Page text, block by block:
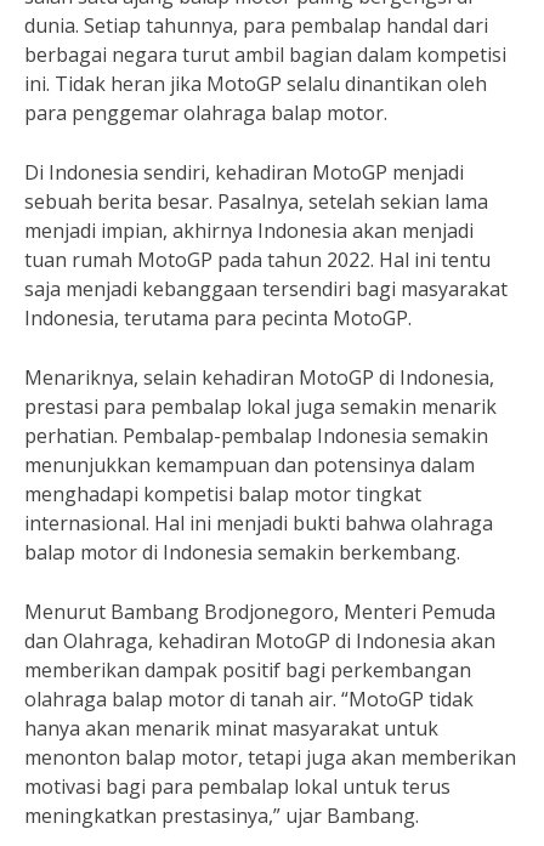
dunia. Setiap tahunnya, para pembalap handal dari
berbagai negara turut ambil bagian dalam kompetisi
ini. Tidak heran jika MotoGP selalu dinantikan oleh
para penggemar olahraga balap motor.
Di Indonesia sendiri, kehadiran MotoGP menjadi
sebuah berita besar. Pasalnya, setelah sekian lama
menjadi impian, akhirnya Indonesia akan menjadi
tuan rumah MotoGP pada tahun 2022. Hal ini tentu
saja menjadi kebanggaan tersendiri bagi masyarakat
Indonesia, terutama para pecinta MotoGP.
Menariknya, selain kehadiran MotoGP di Indonesia,
prestasi para pembalap lokal juga semakin menarik
perhatian. Pembalap-pembalap Indonesia semakin
menunjukkan kemampuan dan potensinya dalam
menghadapi kompetisi balap motor tingkat
internasional. Hal ini menjadi bukti bahwa olahraga
balap motor di Indonesia semakin berkembang.
Menurut Bambang Brodjonegoro, Menteri Pemuda
dan Olahraga, kehadiran MotoGP di Indonesia akan
memberikan dampak positif bagi perkembangan
olahraga balap motor di tanah air. “MotoGP tidak
hanya akan menarik minat masyarakat untuk
menonton balap motor, tetapi juga akan memberikan
motivasi bagi para pembalap lokal untuk terus
meningkatkan prestasinya,” ujar Bambang.